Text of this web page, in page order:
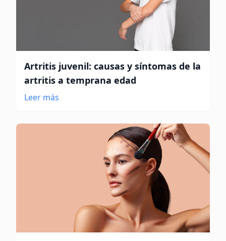
Artritis juvenil: causas y síntomas de la
artritis a temprana edad
Leer más